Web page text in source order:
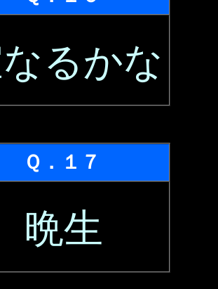
るかな
Ｑ．１７
晩生